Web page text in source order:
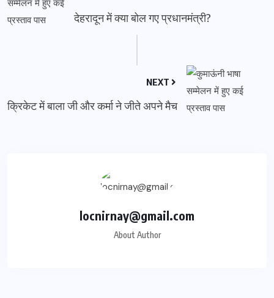
देहरादून में क्या बोल गए प्रधानमंत्री?
NEXT
क्रिकेट में बाला जी और कर्मा ने जीते अपने मैच
locnirnay@gmail.com
About Author